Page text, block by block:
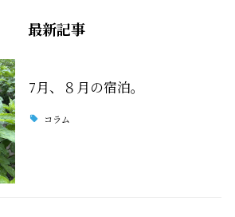
最新記事
7月、８月の宿泊。
コラム